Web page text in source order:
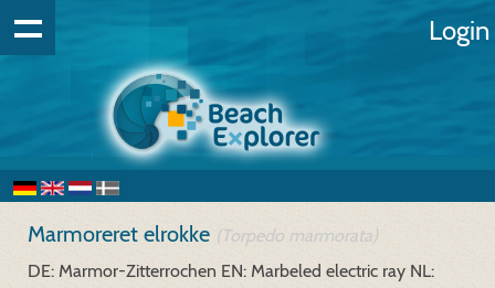
Login
Marmoreret elrokke (Torpedo marmorata)
DE: Marmor-Zitterrochen EN: Marbeled electric ray NL: